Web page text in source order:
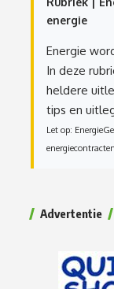
energie
Energie
In deze
heldere
tips en
Let op:
Advertentie